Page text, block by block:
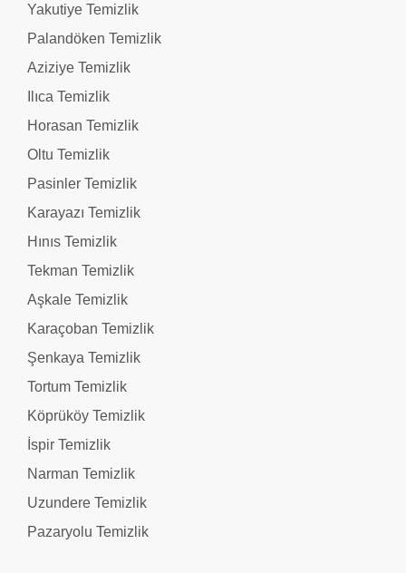
Yakutiye Temizlik
Palandöken Temizlik
Aziziye Temizlik
Ilıca Temizlik
Horasan Temizlik
Oltu Temizlik
Pasinler Temizlik
Karayazı Temizlik
Hınıs Temizlik
Tekman Temizlik
Aşkale Temizlik
Karaçoban Temizlik
Şenkaya Temizlik
Tortum Temizlik
Köprüköy Temizlik
İspir Temizlik
Narman Temizlik
Uzundere Temizlik
Pazaryolu Temizlik